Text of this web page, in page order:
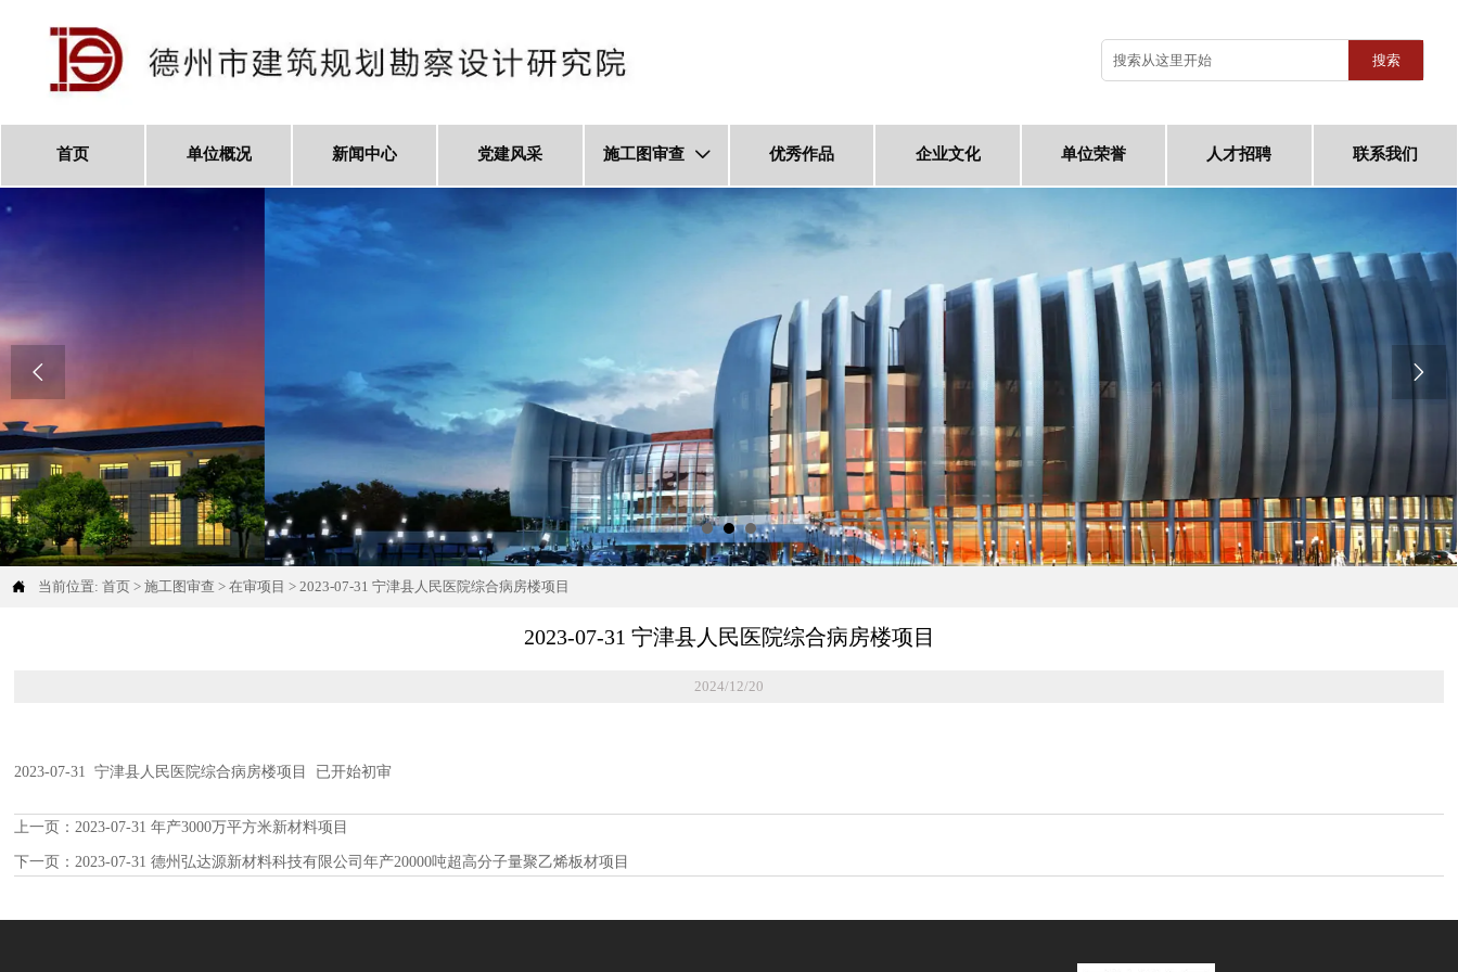
搜索
首页 单位概况 新闻中心 党建风采 施工图审查  优秀作品 企业文化 单位荣誉 人才招聘 联系我们
 
 当前位置: 首页 > 施工图审查 > 在审项目 > 2023-07-31 宁津县人民医院综合病房楼项目
2023-07-31 宁津县人民医院综合病房楼项目
2024/12/20
2023-07-31 宁津县人民医院综合病房楼项目 已开始初审
上一页：2023-07-31 年产3000万平方米新材料项目
下一页： 2023-07-31 德州弘达源新材料科技有限公司年产20000吨超高分子量聚乙烯板材项目